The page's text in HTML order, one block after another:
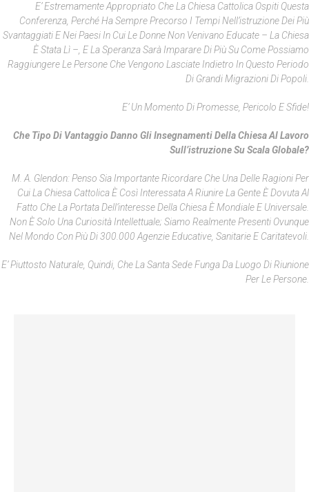
E’ Estremamente Appropriato Che La Chiesa Cattolica Ospiti Questa
Conferenza, Perché Ha Sempre Precorso I Tempi Nell’istruzione Dei Più
Svantaggiati E Nei Paesi In Cui Le Donne Non Venivano Educate – La Chiesa
È Stata Lì –, E La Speranza Sarà Imparare Di Più Su Come Possiamo
Raggiungere Le Persone Che Vengono Lasciate Indietro In Questo Periodo
Di Grandi Migrazioni Di Popoli.
E’ Un Momento Di Promesse, Pericolo E Sfide!
Che Tipo Di Vantaggio Danno Gli Insegnamenti Della Chiesa Al Lavoro
Sull’istruzione Su Scala Globale?
M. A. Glendon: Penso Sia Importante Ricordare Che Una Delle Ragioni Per
Cui La Chiesa Cattolica È Così Interessata A Riunire La Gente È Dovuta Al
Fatto Che La Portata Dell’interesse Della Chiesa È Mondiale E Universale.
Non È Solo Una Curiosità Intellettuale; Siamo Realmente Presenti Ovunque
Nel Mondo Con Più Di 300.000 Agenzie Educative, Sanitarie E Caritatevoli.
E’ Piuttosto Naturale, Quindi, Che La Santa Sede Funga Da Luogo Di Riunione
Per Le Persone.